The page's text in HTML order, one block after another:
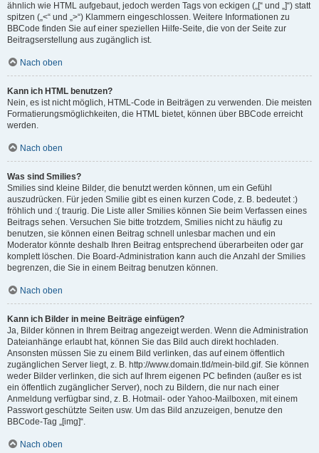
ähnlich wie HTML aufgebaut, jedoch werden Tags von eckigen („[“ und „]“) statt
spitzen („<“ und „>“) Klammern eingeschlossen. Weitere Informationen zu
BBCode finden Sie auf einer speziellen Hilfe-Seite, die von der Seite zur
Beitragserstellung aus zugänglich ist.
Nach oben
Kann ich HTML benutzen?
Nein, es ist nicht möglich, HTML-Code in Beiträgen zu verwenden. Die meisten
Formatierungsmöglichkeiten, die HTML bietet, können über BBCode erreicht
werden.
Nach oben
Was sind Smilies?
Smilies sind kleine Bilder, die benutzt werden können, um ein Gefühl
auszudrücken. Für jeden Smilie gibt es einen kurzen Code, z. B. bedeutet :)
fröhlich und :( traurig. Die Liste aller Smilies können Sie beim Verfassen eines
Beitrags sehen. Versuchen Sie bitte trotzdem, Smilies nicht zu häufig zu
benutzen, sie können einen Beitrag schnell unlesbar machen und ein
Moderator könnte deshalb Ihren Beitrag entsprechend überarbeiten oder gar
komplett löschen. Die Board-Administration kann auch die Anzahl der Smilies
begrenzen, die Sie in einem Beitrag benutzen können.
Nach oben
Kann ich Bilder in meine Beiträge einfügen?
Ja, Bilder können in Ihrem Beitrag angezeigt werden. Wenn die Administration
Dateianhänge erlaubt hat, können Sie das Bild auch direkt hochladen.
Ansonsten müssen Sie zu einem Bild verlinken, das auf einem öffentlich
zugänglichen Server liegt, z. B. http://www.domain.tld/mein-bild.gif. Sie können
weder Bilder verlinken, die sich auf Ihrem eigenen PC befinden (außer es ist
ein öffentlich zugänglicher Server), noch zu Bildern, die nur nach einer
Anmeldung verfügbar sind, z. B. Hotmail- oder Yahoo-Mailboxen, mit einem
Passwort geschützte Seiten usw. Um das Bild anzuzeigen, benutze den
BBCode-Tag „[img]“.
Nach oben